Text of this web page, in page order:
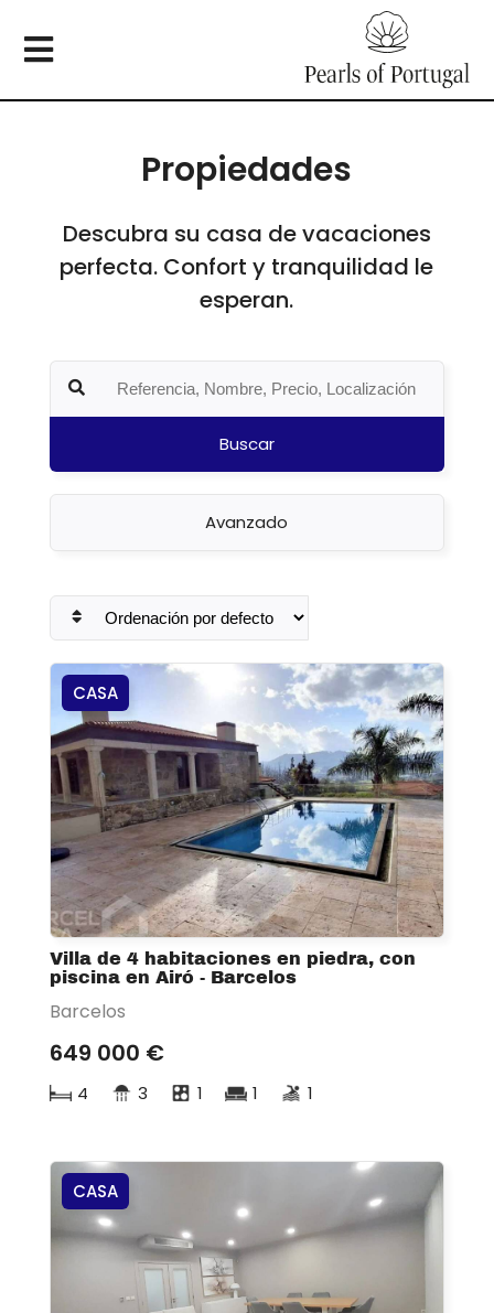
Propiedades
Descubra su casa de vacaciones
perfecta. Confort y tranquilidad le
esperan.
Buscar
Avanzado
CASA
Villa de 4 habitaciones en piedra, con
piscina en Airó - Barcelos
Barcelos
649 000 €
4 3 1 1 1
CASA